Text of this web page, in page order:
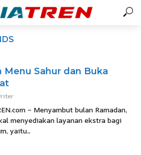
Menu Sahur dan Buka
– Menyambut bulan Ramadan,
menyediakan layanan ekstra bagi
yaitu...